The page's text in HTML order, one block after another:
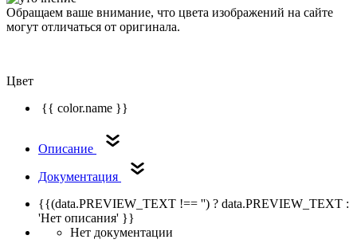
Обращаем ваше внимание, что цвета изображений на сайте
могут отличаться от оригинала.
Цвет
{{ color.name }}
Описание
Документация
{{(data.PREVIEW_TEXT !== '') ? data.PREVIEW_TEXT :
'Нет описания' }}
Нет документации